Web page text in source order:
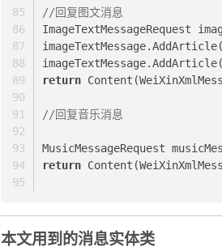
//回复图文消息
ImageTextMessageRequest
imageTextMessage.AddArticle(
return
//回复音乐消息
MusicMessageRequest
return
本文用到的消息实体类